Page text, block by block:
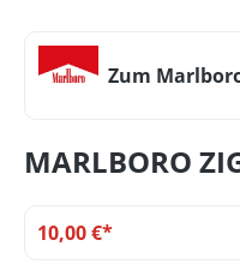
Zum
MARLBORO
10,00 €*